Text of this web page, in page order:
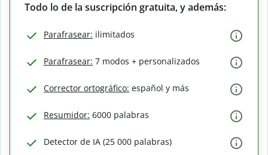
Todo lo de la suscripción gratuita, y además:
Parafrasear: ilimitados
Parafrasear: 7 modos + personalizados
Corrector ortográfico: español y más
Resumidor: 6000 palabras
Detector de IA (25 000 palabras)